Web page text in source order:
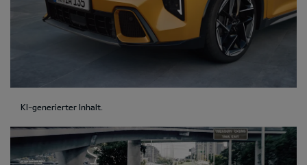
KI-generierter Inhalt.